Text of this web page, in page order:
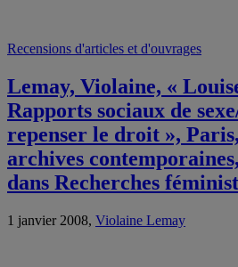
Recensions d'articles et d'ouvrages
Lemay, Violaine, «
Rapports sociaux de
repenser le droit »,
archives
dans Recherches
1 janvier 2008, Violaine Lemay